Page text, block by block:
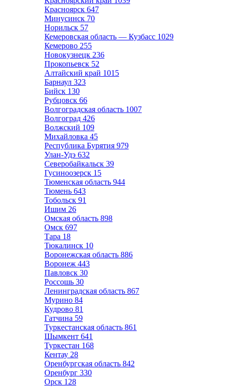
Красноярск 647
Минусинск 70
Норильск 57
Кемеровская область — Кузбасс 1029
Кемерово 255
Новокузнецк 236
Прокопьевск 52
Алтайский край 1015
Барнаул 323
Бийск 130
Рубцовск 66
Волгоградская область 1007
Волгоград 426
Волжский 109
Михайловка 45
Республика Бурятия 979
Улан-Удэ 632
Северобайкальск 39
Гусиноозерск 15
Тюменская область 944
Тюмень 643
Тобольск 91
Ишим 26
Омская область 898
Омск 697
Тара 18
Тюкалинск 10
Воронежская область 886
Воронеж 443
Павловск 30
Россошь 30
Ленинградская область 867
Мурино 84
Кудрово 81
Гатчина 59
Туркестанская область 861
Шымкент 641
Туркестан 168
Кентау 28
Оренбургская область 842
Оренбург 330
Орск 128